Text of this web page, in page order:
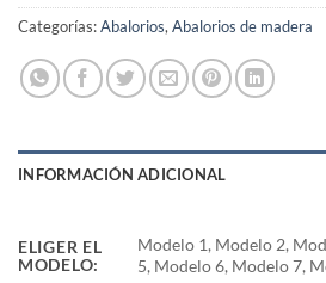
Categorías:Abalorios, Abalorios de madera
INFORMACIÓN ADICIONAL
ELIGER EL
MODELO:
Modelo 1, Modelo 2,
5, Modelo 6, Modelo 7,